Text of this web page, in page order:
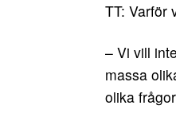
TT: Varför
– Vi vill
massa
olika